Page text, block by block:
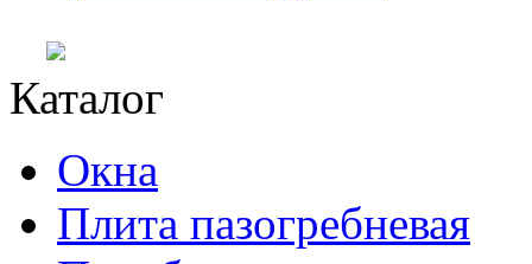
Каталог
Окна
Плита пазогребневая